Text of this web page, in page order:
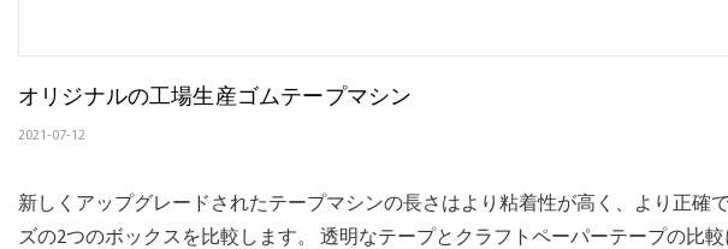
オリジナルの工場生産ゴムテープマシン
2021-07-12
新しくアップグレードされたテープマシンの長さはより粘着性が高く、より正確
ズの2つのボックスを比較します。 透明なテープとクラフトペーパーテープの比